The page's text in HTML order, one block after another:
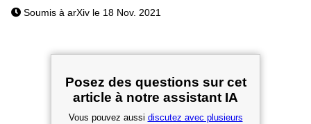
Soumis à arXiv le 18 Nov. 2021
Posez des questions sur cet
article à notre assistant IA
Vous pouvez aussi discutez avec plusieurs